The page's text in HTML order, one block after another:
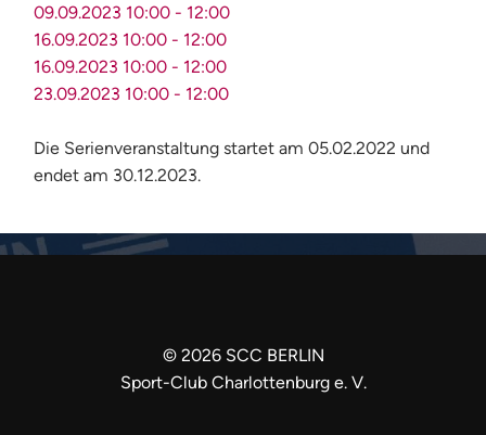
09.09.2023 10:00 - 12:00
16.09.2023 10:00 - 12:00
16.09.2023 10:00 - 12:00
23.09.2023 10:00 - 12:00
Die Serienveranstaltung startet am 05.02.2022 und
endet am 30.12.2023.
© 2026SCC BERLIN
Sport-Club Charlottenburg e. V.